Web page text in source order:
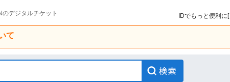
デジタルチケット
IDでもっと便利に[
て